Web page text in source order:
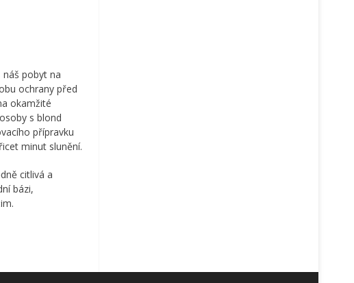
pobyt na
ochrany před
okamžité
s blond
přípravku
minut slunění.
citlivá a
bázi,